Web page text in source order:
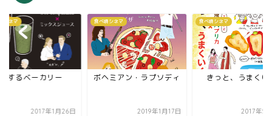
シネマ
恋するベーカリー
2017年1月26日
食べ頃シネマ
ボヘミアン・ラプソディ
2019年1月17日
食べ頃シネマ
きっと、うまくい
2017年5